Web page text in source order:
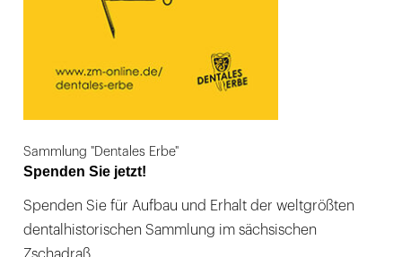
Sammlung "Dentales Erbe"
Spenden Sie jetzt!
Spenden Sie für Aufbau und Erhalt der weltgrößten
dentalhistorischen Sammlung im sächsischen